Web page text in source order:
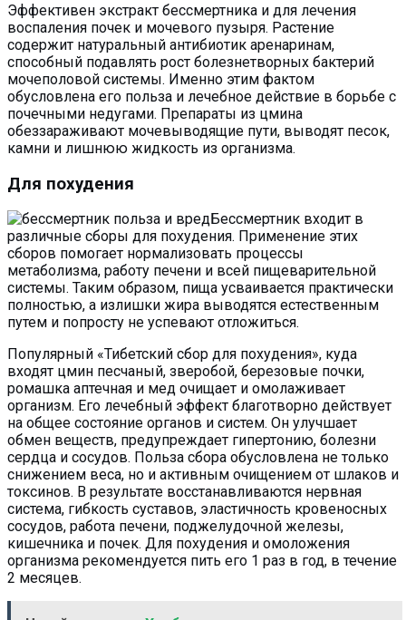
Эффективен экстракт бессмертника и для лечения
воспаления почек и мочевого пузыря. Растение
содержит натуральный антибиотик аренаринам,
способный подавлять рост болезнетворных бактерий
мочеполовой системы. Именно этим фактом
обусловлена его польза и лечебное действие в борьбе с
почечными недугами. Препараты из цмина
обеззараживают мочевыводящие пути, выводят песок,
камни и лишнюю жидкость из организма.
Для похудения
Бессмертник входит в
различные сборы для похудения. Применение этих
сборов помогает нормализовать процессы
метаболизма, работу печени и всей пищеварительной
системы. Таким образом, пища усваивается практически
полностью, а излишки жира выводятся естественным
путем и попросту не успевают отложиться.
Популярный «Тибетский сбор для похудения», куда
входят цмин песчаный, зверобой, березовые почки,
ромашка аптечная и мед очищает и омолаживает
организм. Его лечебный эффект благотворно действует
на общее состояние органов и систем. Он улучшает
обмен веществ, предупреждает гипертонию, болезни
сердца и сосудов. Польза сбора обусловлена не только
снижением веса, но и активным очищением от шлаков и
токсинов. В результате восстанавливаются нервная
система, гибкость суставов, эластичность кровеносных
сосудов, работа печени, поджелудочной железы,
кишечника и почек. Для похудения и омоложения
организма рекомендуется пить его 1 раз в год, в течение
2 месяцев.